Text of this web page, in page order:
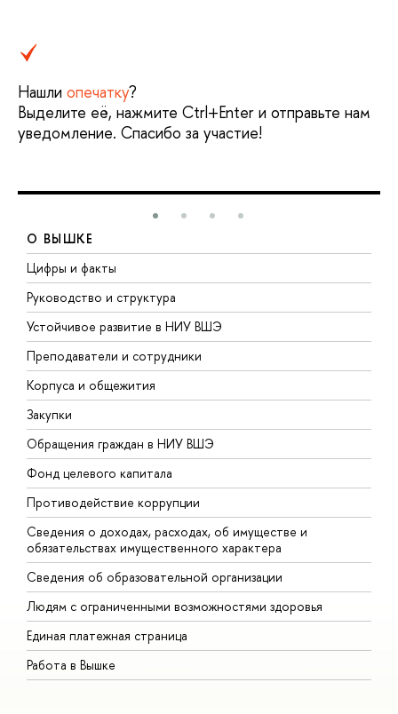
Нашли опечатку?
Выделите её, нажмите Ctrl+Enter и отправьте нам
уведомление. Спасибо за участие!
О ВЫШКЕ
Цифры и факты
Руководство и структура
Устойчивое развитие в НИУ ВШЭ
Преподаватели и сотрудники
Корпуса и общежития
Закупки
Обращения граждан в НИУ ВШЭ
Фонд целевого капитала
Противодействие коррупции
Сведения о доходах, расходах, об имуществе и
обязательствах имущественного характера
Сведения об образовательной организации
Людям с ограниченными возможностями здоровья
Единая платежная страница
Работа в Вышке